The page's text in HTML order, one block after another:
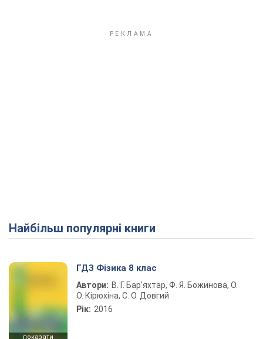
Найбільш популярні книги
показати
ГДЗ Фізика 8 клас
Автори: В. Г. Бар’яхтар, Ф. Я. Божинова, О.
О. Кірюхіна, С. О. Довгий
Рік: 2016